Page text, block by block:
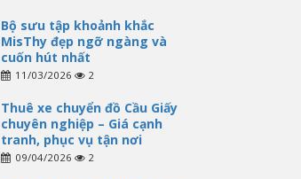
Bộ sưu tập khoảnh khắc
MisThy đẹp ngỡ ngàng và
cuốn hút nhất
11/03/2026 2
Thuê xe chuyển đồ Cầu Giấy
chuyên nghiệp – Giá cạnh
tranh, phục vụ tận nơi
09/04/2026 2